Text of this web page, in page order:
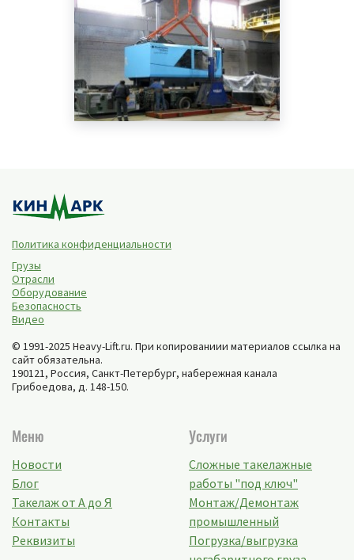
Политика конфиденциальности
Грузы
Отрасли
Оборудование
Безопасность
Видео
© 1991-2025 Heavy-Lift.ru. При копированиии материалов ссылка на
сайт обязательна.
190121, Россия, Санкт-Петербург, набережная канала
Грибоедова, д. 148-150.
Меню
Новости
Блог
Такелаж от А до Я
Контакты
Реквизиты
Услуги
Сложные такелажные
работы "под ключ"
Монтаж/Демонтаж
промышленный
Погрузка/выгрузка